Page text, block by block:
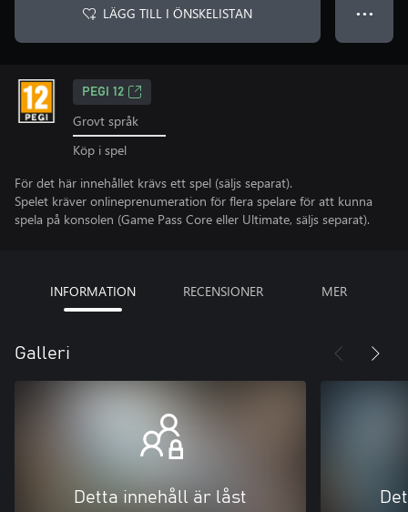
LÄGG TILL I ÖNSKELISTAN ● ● ●
PEGI 12
Grovt språk
Köp i spel
För det här innehållet krävs ett spel (säljs separat).
Spelet kräver onlineprenumeration för flera spelare för att kunna
spela på konsolen (Game Pass Core eller Ultimate, säljs separat).
INFORMATION RECENSIONER MER
Galleri
Detta innehåll är låst